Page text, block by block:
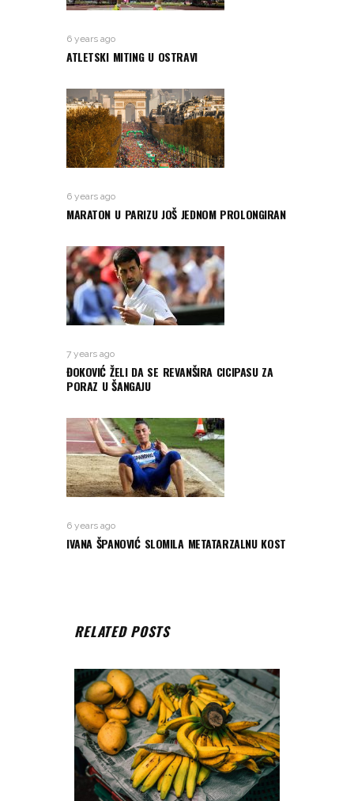
6 years ago
ATLETSKI MITING U OSTRAVI
6 years ago
MARATON U PARIZU JOŠ JEDNOM PROLONGIRAN
7 years ago
ĐOKOVIĆ ŽELI DA SE REVANŠIRA CICIPASU ZA
PORAZ U ŠANGAJU
6 years ago
IVANA ŠPANOVIĆ SLOMILA METATARZALNU KOST
RELATED POSTS